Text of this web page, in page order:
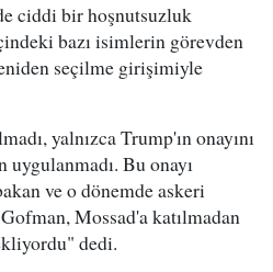
ciddi bir hoşnutsuzluk
bazı isimlerin görevden
seçilme girişimiyle
yalnızca Trump'ın onayını
uygulanmadı. Bu onayı
ve o dönemde askeri
Mossad'a katılmadan
dedi.